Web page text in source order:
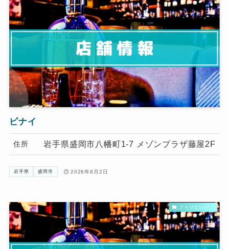
ピナイ
住所 岩手県盛岡市八幡町1-7 メゾンプラザ藤屋2F
岩手県 盛岡市 2026年8月2日
フィリピンパブ